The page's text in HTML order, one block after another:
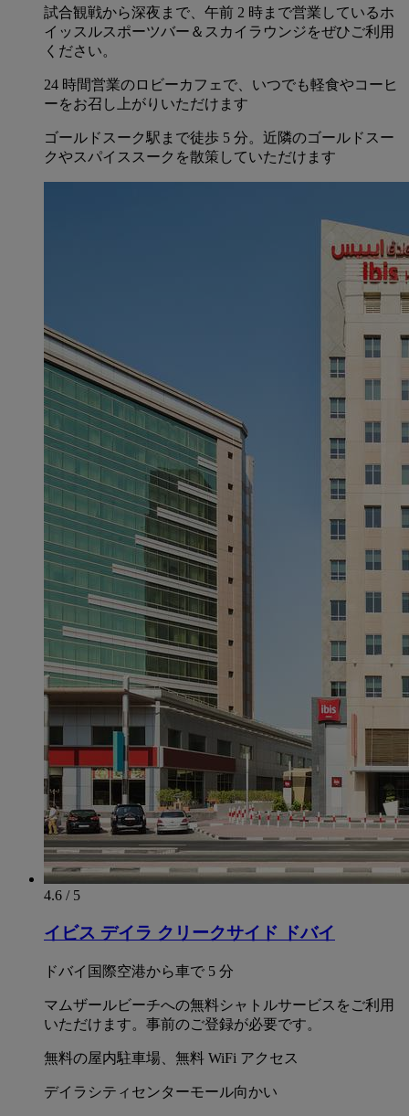
試合観戦から深夜まで、午前 2 時まで営業しているホ
イッスルスポーツバー＆スカイラウンジをぜひご利用
ください。
24 時間営業のロビーカフェで、いつでも軽食やコーヒ
ーをお召し上がりいただけます
ゴールドスーク駅まで徒歩 5 分。近隣のゴールドスー
クやスパイススークを散策していただけます
4.6 / 5
イビス デイラ クリークサイド ドバイ
ドバイ国際空港から車で 5 分
マムザールビーチへの無料シャトルサービスをご利用
いただけます。事前のご登録が必要です。
無料の屋内駐車場、無料 WiFi アクセス
デイラシティセンターモール向かい